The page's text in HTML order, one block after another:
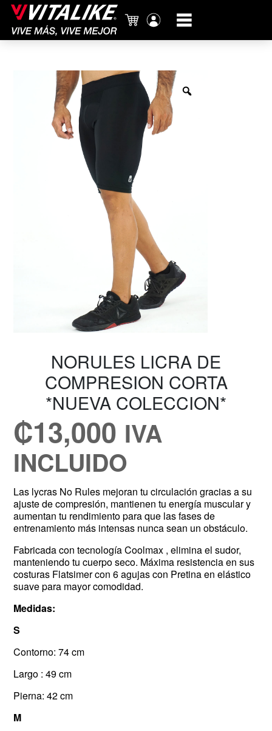
Carrito
cuenta
NORULES LICRA DE
COMPRESION CORTA
*NUEVA COLECCION*
₡13,000 IVA
INCLUIDO
Las lycras No Rules mejoran tu circulación gracias a su
ajuste de compresión, mantienen tu energía muscular y
aumentan tu rendimiento para que las fases de
entrenamiento más intensas nunca sean un obstáculo.
Fabricada con tecnología Coolmax , elimina el sudor,
manteniendo tu cuerpo seco. Máxima resistencia en sus
costuras Flatsimer con 6 agujas con Pretina en elástico
suave para mayor comodidad.
Medidas:
S
Contorno: 74 cm
Largo : 49 cm
Pierna: 42 cm
M